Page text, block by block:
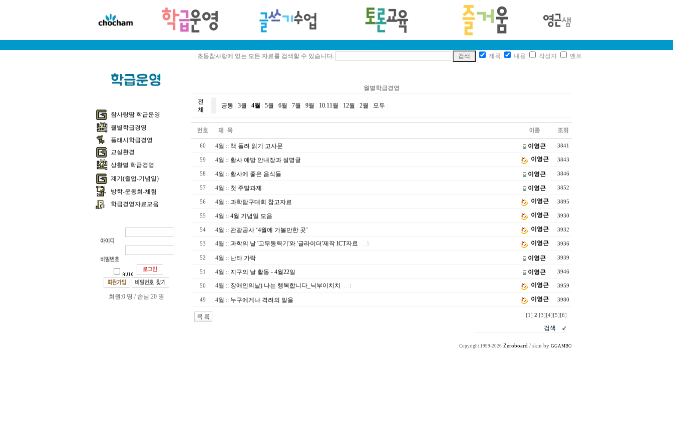
초등참사랑에 있는 모든 자료를 검색할 수 있습니다. 제목 내용 작성자 멘트
참사랑땀 학급운영
월별학급경영
플래시학급경영
교실환경
상황별 학급경영
계기(졸업-기념일)
방학-운동회-체험
학급경영자료모음
회원:0 명 / 손님:20 명
월별학급경영
전
체
공통 3월 4월 5월 6월 7월 9월 10.11월 12월 2월 모두
60 4월 :: 책 돌려 읽기 고사문 이영근 3841
59 4월 :: 황사 예방 안내장과 설명글 이영근 3843
58 4월 :: 황사에 좋은 음식들 이영근 3846
57 4월 :: 첫 주말과제 이영근 3852
56 4월 :: 과학탐구대회 참고자료 이영근 3895
55 4월 :: 4월 기념일 모음 이영근 3930
54 4월 :: 관광공사 ‘4월에 가볼만한 곳’ 이영근 3932
53 4월 :: 과학의 날 '고무동력기'와 '글라이더'제작 ICT자료 …5 이영근 3936
52 4월 :: 난타 가락 이영근 3939
51 4월 :: 지구의 날 활동 - 4월22일 이영근 3946
50 4월 :: 장애인의날) 나는 행복합니다_닉부이치치 …1 이영근 3959
49 4월 :: 누구에게나 격려의 말을 이영근 3980
[1] 2 [3] [4] [5] [6]
Copyright 1999-2026 Zeroboard / skin by GGAMBO